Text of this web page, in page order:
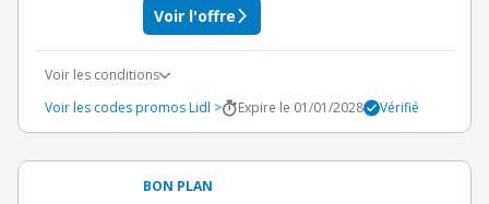
Voir l'offre
Voir les conditions
Voir les codes promos Lidl >
Expire le 01/01/2028 Vérifié
BON PLAN